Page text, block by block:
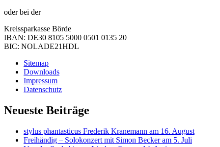
oder bei der
Kreissparkasse Börde
IBAN: DE30 8105 5000 0501 0135 20
BIC: NOLADE21HDL
Sitemap
Downloads
Impressum
Datenschutz
Neueste Beiträge
stylus phantasticus Frederik Kranemann am 16. August
Freihändig – Solokonzert mit Simon Becker am 5. Juli